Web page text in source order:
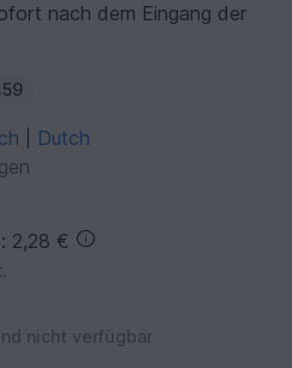
nach dem Eingang der
Dutch
2,28 €
nicht verfügbar